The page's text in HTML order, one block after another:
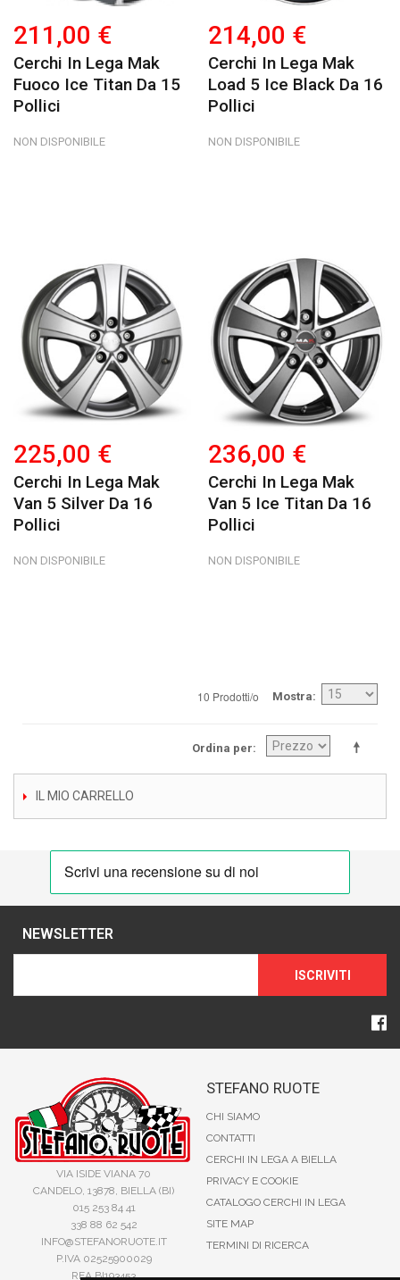
211,00 €
Cerchi In Lega Mak
Fuoco Ice Titan Da 15
Pollici
NON DISPONIBILE
214,00 €
Cerchi In Lega Mak
Load 5 Ice Black Da 16
Pollici
NON DISPONIBILE
225,00 €
Cerchi In Lega Mak
Van 5 Silver Da 16
Pollici
NON DISPONIBILE
236,00 €
Cerchi In Lega Mak
Van 5 Ice Titan Da 16
Pollici
NON DISPONIBILE
10 Prodotti/o Mostra
Ordina per
IL MIO CARRELLO
NEWSLETTER
ISCRIVITI
VIA ISIDE VIANA 70
CANDELO, 13878, BIELLA (BI)
015 253 84 41
338 88 62 542
INFO@STEFANORUOTE.IT
P.IVA 02525900029
REA BI193453
STEFANO RUOTE
CHI SIAMO
CONTATTI
CERCHI IN LEGA A BIELLA
PRIVACY E COOKIE
CATALOGO CERCHI IN LEGA
SITE MAP
TERMINI DI RICERCA